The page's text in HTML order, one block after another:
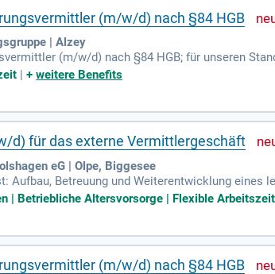
(m/w/d) nach §84 HGB
| Alzey
(m/w/d) nach §84 HGB; für unseren
|+weitere Benefits
d) für das externe Vermittlergeschäft
eG | Olpe, Biggesee
Aufbau, Betreuung und Weiterentwicklung eines
Begleitung und
| Betriebliche Altersvorsorge | Flexible
(m/w/d) nach §84 HGB